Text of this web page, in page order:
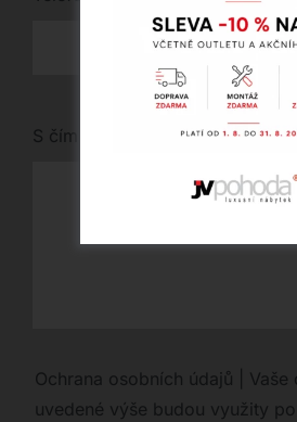
S čím vám můžeme pomoci?
Ochrana osobních údajů | Vaše
uvedené výše budou využity